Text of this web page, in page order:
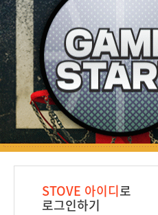
이벤트
FS2스토리
패치노트
STOVE 아이디로
로그인하기